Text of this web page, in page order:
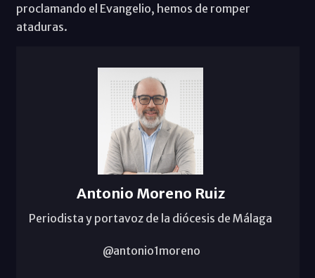
proclamando el Evangelio, hemos de romper
ataduras.
Antonio Moreno Ruiz
Periodista y portavoz de la diócesis de Málaga
@antonio1moreno